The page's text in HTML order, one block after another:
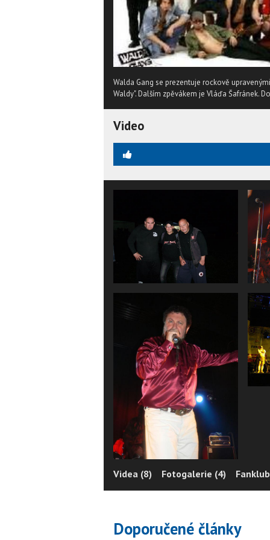
Walda Gang se prezentuje rockově
Waldy". Dalším zpěvákem je Vláďa Šafránek.
Video
Videa (8) Fotogalerie (4)
Doporučené články